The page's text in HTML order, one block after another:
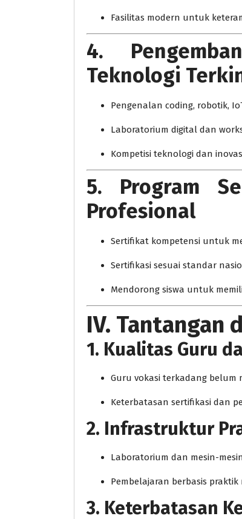
Fasilitas modern untuk
4.
Teknologi
Pengenalan coding, robotik,
Laboratorium digital dan
Kompetisi teknologi dan
5. Program
Profesional
Sertifikat kompetensi untuk
Sertifikasi sesuai standar
Mendorong siswa untuk
IV. Tantangan
1. Kualitas Guru
Guru vokasi terkadang
Keterbatasan sertifikasi dan
2. Infrastruktur
Laboratorium dan mesin-
Pembelajaran berbasis
3. Keterbatasan